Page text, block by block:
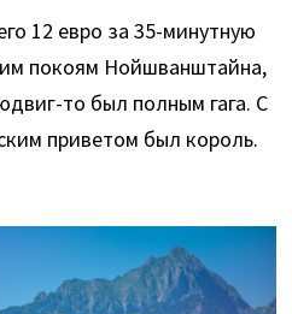
12 евро за 35-минутную
покоям Нойшванштайна,
то был полным гага. С
приветом был король.